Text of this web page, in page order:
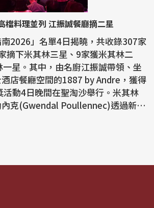
檔料理並列 江振誠餐廳摘二星
南2026」名單4日揭曉，共收錄307家
摘下米其林三星、9家獲米其林二
星。其中，由名廚江振誠帶領、坐
店餐廳空間的1887 by Andre，獲得
克(Gwendal Poullennec)透過新聞